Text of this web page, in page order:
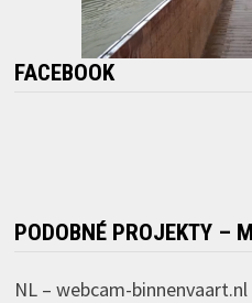
FACEBOOK
PODOBNÉ PROJEKTY –
NL – webcam-binnenvaart.nl